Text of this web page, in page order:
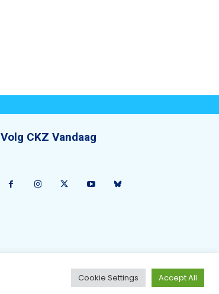
Volg CKZ Vandaag
Cookie Settings Accept All